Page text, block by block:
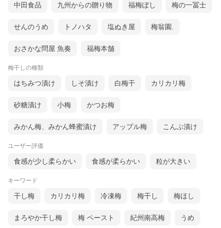
中田食品 九州からの贈り物 福梅ぼし 梅の一冨士
せんのうめ トノハタ 塩ぬき屋 梅翁園.
おさかな問屋 魚奏 福梅本舗
梅干しの種類
はちみつ漬け しそ漬け 白梅干 カリカリ梅
砂糖漬け 小梅 かつお梅
みかん梅、みかん蜂蜜漬け アップル梅 こんぶ漬け
ユーザー評価
食感が少し柔らかい 食感が柔らかい 粒が大きい
キーワード
干し梅 カリカリ梅 冷凍梅 梅干し 梅ほし
まろやか干し梅 梅 ペースト 紀州南高梅 うめ